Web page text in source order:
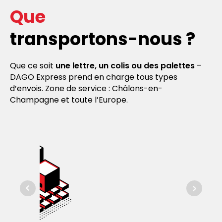
Que
transportons-nous ?
Que ce soit une lettre, un colis ou des palettes –
DAGO Express prend en charge tous types
d’envois. Zone de service : Châlons-en-
Champagne et toute l’Europe.